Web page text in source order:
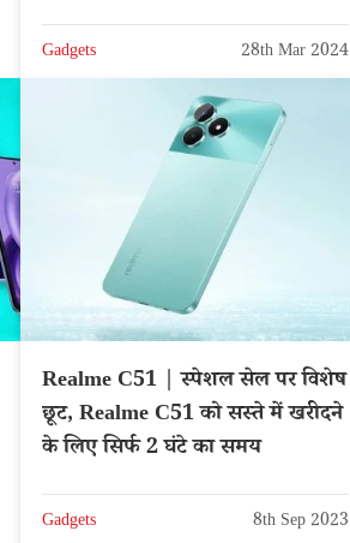
Gadgets 28th Mar 2024
Realme C51 | स्पेशल सेल पर विशेष
छूट, Realme C51 को सस्ते में खरीदने
के लिए सिर्फ 2 घंटे का समय
Gadgets 8th Sep 2023